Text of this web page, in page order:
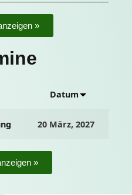
»
Datum
20 März, 2027
»